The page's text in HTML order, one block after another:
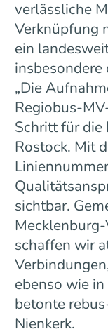
verlässliche
Verknüpfung
ein
„Die
Regiobus-
Schritt für die
Rostock. Mit
sichtbar.
schaffen wir
ebenso wie
betonte
Nienkerk.